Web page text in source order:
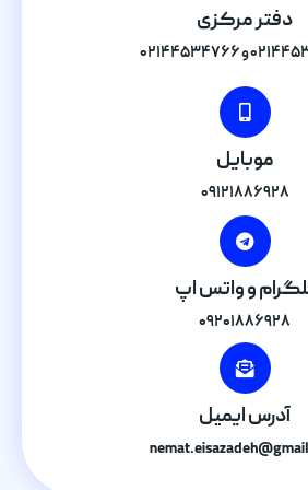
دفتر مرکزی
و ۰۲۱۴۴۵۳۴۷۶۶
موبایل
۰۹۱۲۱۸۸۶۹۲۸
و واتس اپ
۰۹۲۰۱۸۸۶۹۲۸
آدرس ایمیل